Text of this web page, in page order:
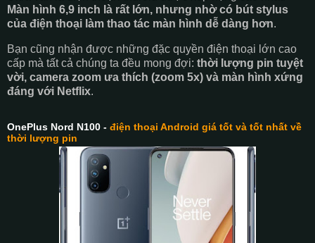
Màn hình 6,9 inch là rất lớn, nhưng nhờ có bút stylus
của điện thoại làm thao tác màn hình dễ dàng hơn.
Bạn cũng nhận được những đặc quyền điện thoại lớn cao
cấp mà tất cả chúng ta đều mong đợi: thời lượng pin tuyệt
vời, camera zoom ưa thích (zoom 5x) và màn hình xứng
đáng với Netflix.
OnePlus Nord N100 - điện thoại Android giá tốt và tốt nhất về
thời lượng pin